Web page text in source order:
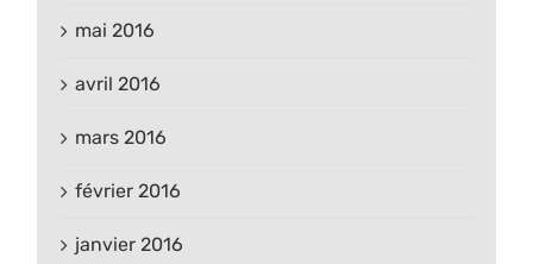
mai 2016
avril 2016
mars 2016
février 2016
janvier 2016